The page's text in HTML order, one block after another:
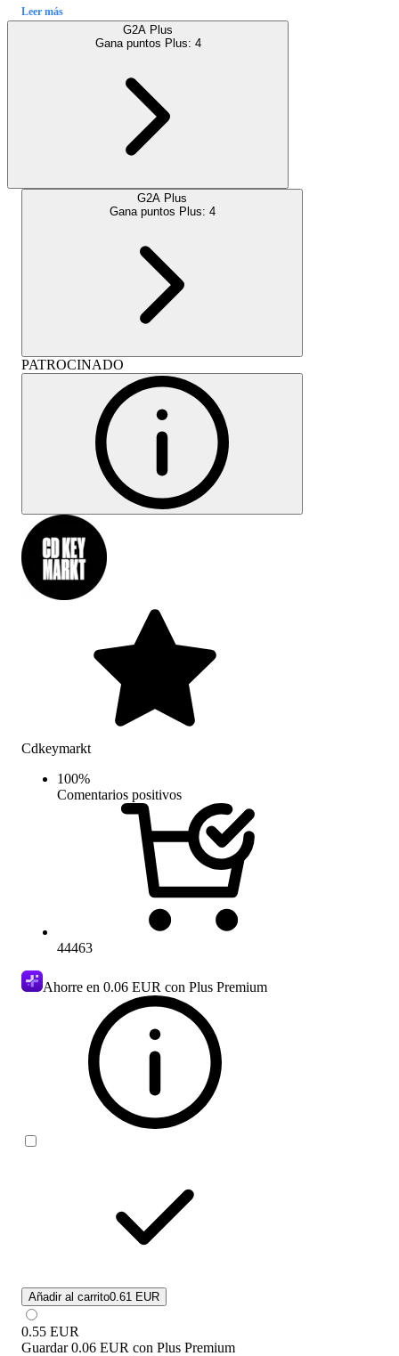
Leer más
G2A Plus
Gana puntos Plus: 4
G2A Plus
Gana puntos Plus: 4
PATROCINADO
Cdkeymarkt
100%
Comentarios positivos
44463
Ahorre en 0.06 EUR con Plus Premium
Añadir al carrito0.61 EUR
0.55 EUR
Guardar 0.06 EUR con Plus Premium